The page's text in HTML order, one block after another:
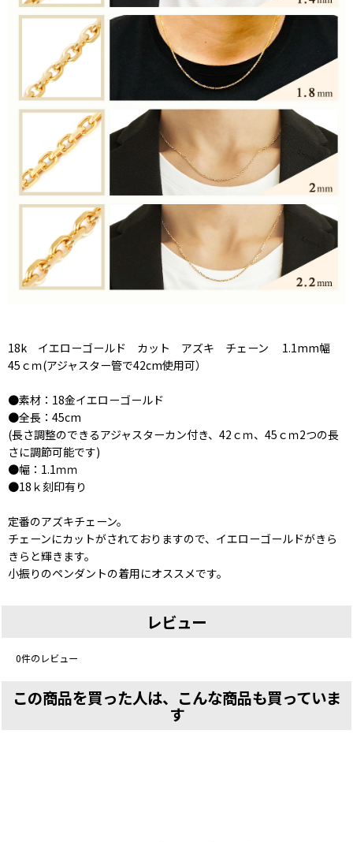
18k イエローゴールド カット アズキ チェーン 1.1mm幅
45ｃｍ(アジャスター管で42cm使用可）
●素材：18金イエローゴールド
●全長：45cm
(長さ調整のできるアジャスターカン付き、42ｃｍ、45ｃｍ2つの長
さに調節可能です)
●幅：1.1ｍｍ
●18ｋ刻印有り
定番のアズキチェーン。
チェーンにカットがされておりますので、イエローゴールドがきら
きらと輝きます。
小振りのペンダントの着用にオススメです。
レビュー
0件のレビュー
この商品を買った人は、こんな商品も買っていま
す